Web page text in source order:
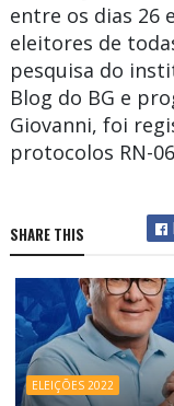
entre os dias 26
eleitores de
pesquisa do
Blog do BG e
Giovanni, foi
protocolos RN-
SHARE THIS
ELEIÇÕES 2022